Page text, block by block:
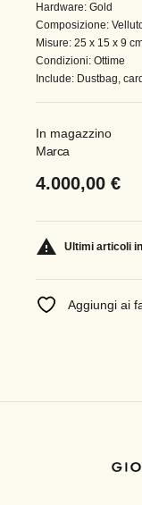
Hardware: Gold
Composizione:
Misure: 25 x 15 x 9
Condizioni: Ottime
Include: Dustbag, card
In magazzino
Marca
4.000,00 €
 Ultimi articoli
Aggiungi ai